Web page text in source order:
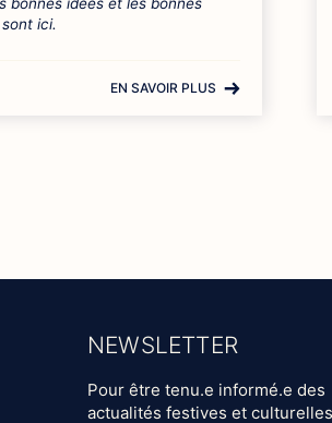
ici.
EN SAVOIR PLUS
NEWSLETTER
Pour être tenu.e informé.e des
actualités festives et